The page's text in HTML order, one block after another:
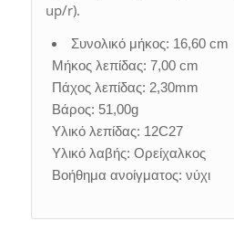
up/r).
Συνολικό μήκος: 16,60 cm
Μήκος λεπίδας: 7,00 cm
Πάχος λεπίδας: 2,30mm
Βάρος: 51,00g
Υλικό λεπίδας: 12C27
Υλικό λαβής: Ορείχαλκος
Βοήθημα ανοίγματος: νύχι